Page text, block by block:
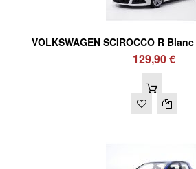
VOLKSWAGEN SCIROCCO R
129,90 €